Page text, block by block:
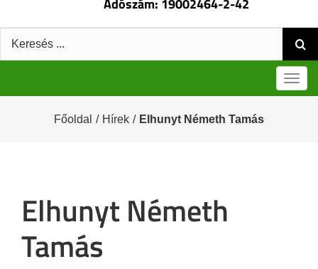
Adószám: 19002464-2-42
Keresés:
Főoldal / Hírek / Elhunyt Németh Tamás
Elhunyt Németh
Tamás